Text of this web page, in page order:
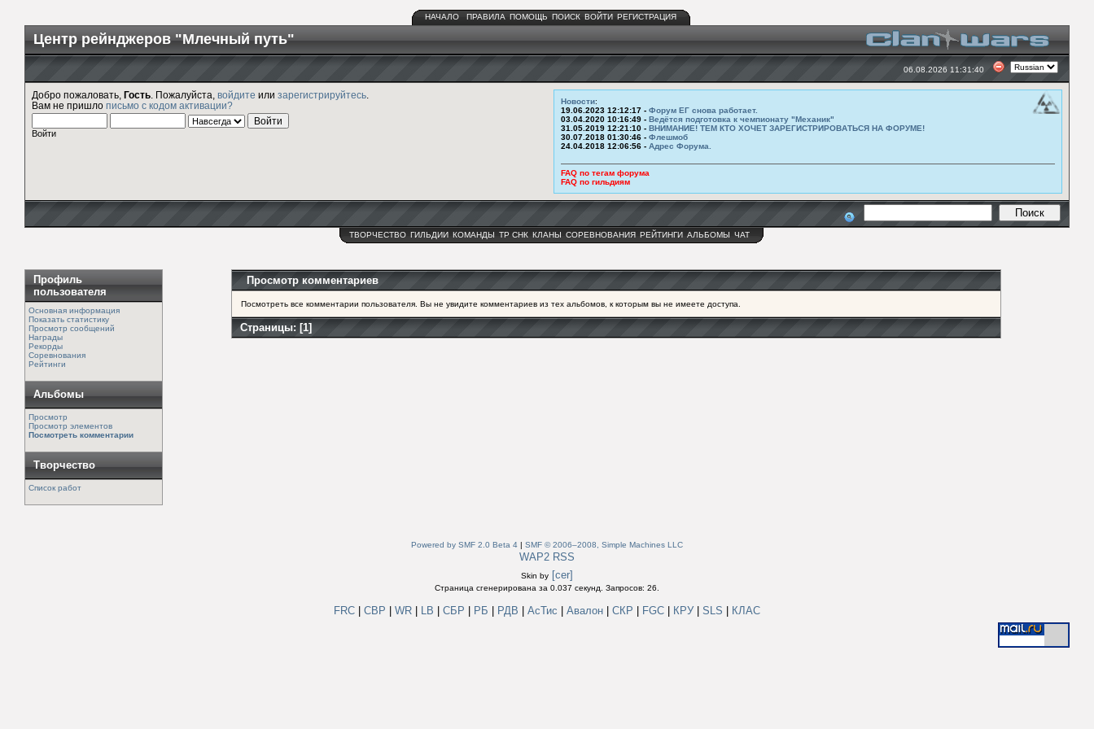
НАЧАЛО ПРАВИЛА ПОМОЩЬ ПОИСК ВОЙТИ РЕГИСТРАЦИЯ
Центр рейнджеров "Млечный путь"
06.08.2026 11:31:40
Добро пожаловать, Гость . Пожалуйста, войдите или зарегистрируйтесь
Вам не пришло письмо с кодом активации?
Войти
Новости:
19.06.2023 12:12:17 - Форум ЕГ снова работает.
03.04.2020 10:16:49 - Ведётся подготовка к чемпионату "Механик"
31.05.2019 12:21:10 - ВНИМАНИЕ! ТЕМ КТО ХОЧЕТ ЗАРЕГИСТРИРОВАТЬСЯ НА ФОРУМЕ!
30.07.2018 01:30:46 - Флешмоб
24.04.2018 12:06:56 - Адрес Форума.
FAQ по тегам форума
FAQ по гильдиям
ТВОРЧЕСТВО ГИЛЬДИИ КОМАНДЫ ТР СНК КЛАНЫ СОРЕВНОВАНИЯ РЕЙТИНГИ АЛЬБОМЫ ЧАТ
Профиль
пользователя
Основная информация
Показать статистику
Просмотр сообщений
Награды
Рекорды
Соревнования
Рейтинги
Альбомы
Просмотр
Просмотр элементов
Посмотреть комментарии
Творчество
Список работ
Просмотр комментариев
Посмотреть все комментарии пользователя. Вы не увидите комментариев из тех альбомов, к которым вы не имеете доступа.
Страницы: [1]
Powered by SMF 2.0 Beta 4 | SMF © 2006–2008, Simple Machines LLC
WAP2 RSS
Skin by [cer]
Страница сгенерирована за 0.037 секунд. Запросов: 26.
FRC СВР WR LB СБР РБ РДВ АсТис Авалон СКР FGC КРУ SLS КЛАС